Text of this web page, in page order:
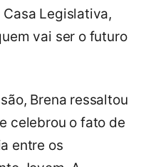
Legislativa,
vai ser o futuro
Brena ressaltou
celebrou o fato de
entre os